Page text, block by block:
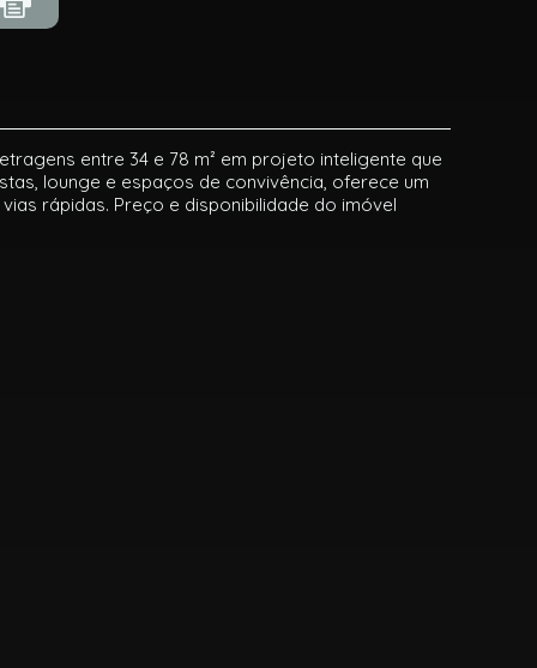
entre 34 e 78 m² em projeto inteligente que
lounge e espaços de convivência, oferece um
rápidas. Preço e disponibilidade do imóvel